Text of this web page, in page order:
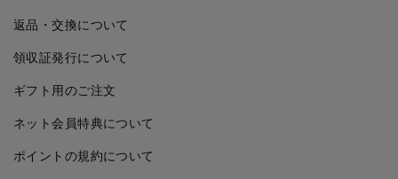
返品・交換について
領収証発行について
ギフト用のご注文
ネット会員特典について
ポイントの規約について